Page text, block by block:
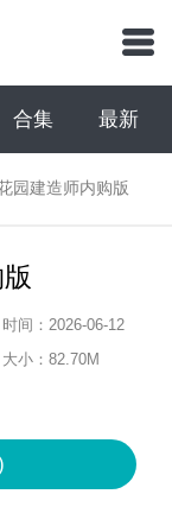
合集 最新
园建造师内购版
时间： 2026-06-12
大小： 82.70M